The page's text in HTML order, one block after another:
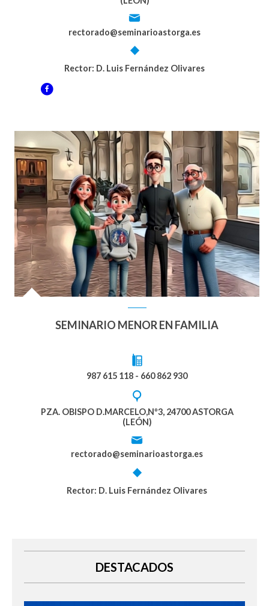
rectorado@seminarioastorga.es
Rector: D. Luis Fernández Olivares
SEMINARIO MENOR EN FAMILIA
987 615 118 - 660 862 930
PZA. OBISPO D.MARCELO,Nº3, 24700 ASTORGA
(LEÓN)
rectorado@seminarioastorga.es
Rector: D. Luis Fernández Olivares
DESTACADOS